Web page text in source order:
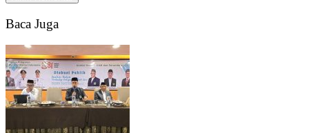
Baca Juga